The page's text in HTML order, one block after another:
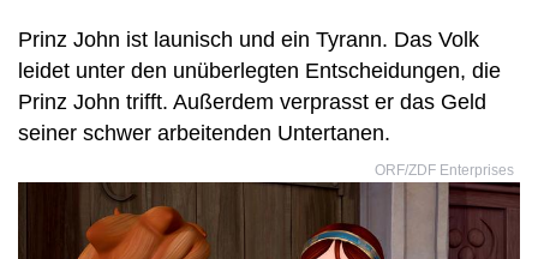
Prinz John ist launisch und ein Tyrann. Das Volk
leidet unter den unüberlegten Entscheidungen, die
Prinz John trifft. Außerdem verprasst er das Geld
seiner schwer arbeitenden Untertanen.
ORF/ZDF Enterprises